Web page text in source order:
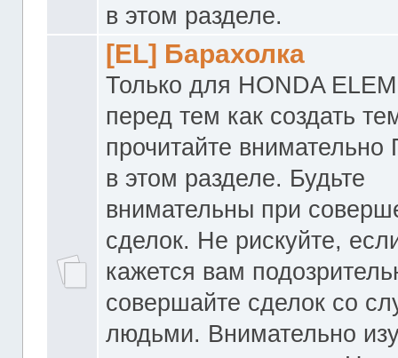
в этом разделе.
[EL] Барахолка
Только для HONDA
перед тем как создать
прочитайте
в этом разделе. Будьте
внимательны при
сделок. Не рискуйте,
кажется вам
совершайте сделок со
людьми. Внимательно